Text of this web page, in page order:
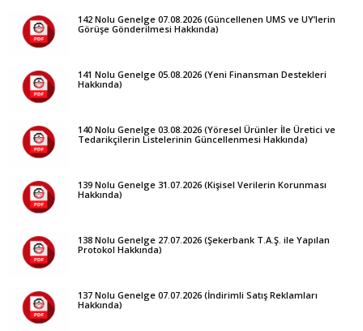
142 Nolu Genelge 07.08.2026 (Güncellenen UMS ve UY’lerin
Görüşe Gönderilmesi Hakkında)
141 Nolu Genelge 05.08.2026 (Yeni Finansman Destekleri
Hakkında)
140 Nolu Genelge 03.08.2026 (Yöresel Ürünler İle Üretici ve
Tedarikçilerin Listelerinin Güncellenmesi Hakkında)
139 Nolu Genelge 31.07.2026 (Kişisel Verilerin Korunması
Hakkında)
138 Nolu Genelge 27.07.2026 (Şekerbank T.A.Ş. ile Yapılan
Protokol Hakkında)
137 Nolu Genelge 07.07.2026 (İndirimli Satış Reklamları
Hakkında)